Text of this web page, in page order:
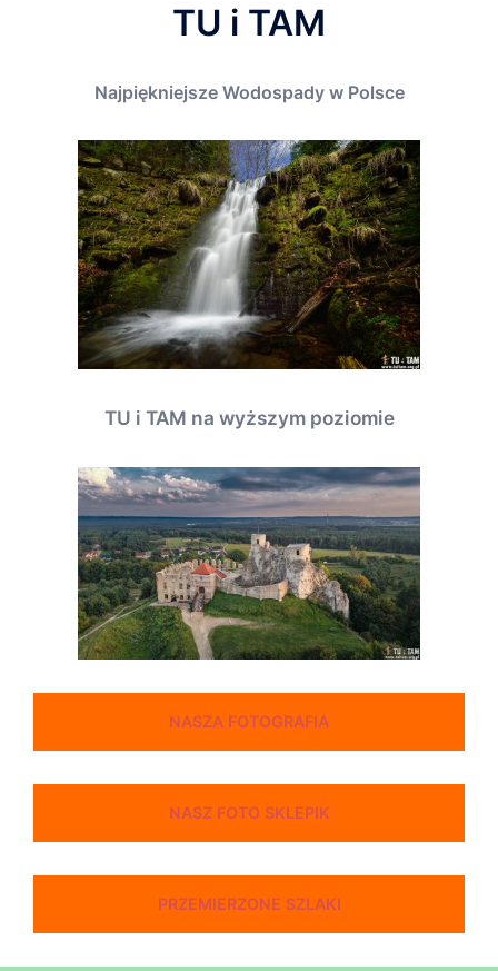
TU i TAM
Najpiękniejsze Wodospady w Polsce
TU i TAM na wyższym poziomie
NASZA FOTOGRAFIA
NASZ FOTO SKLEPIK
PRZEMIERZONE SZLAKI